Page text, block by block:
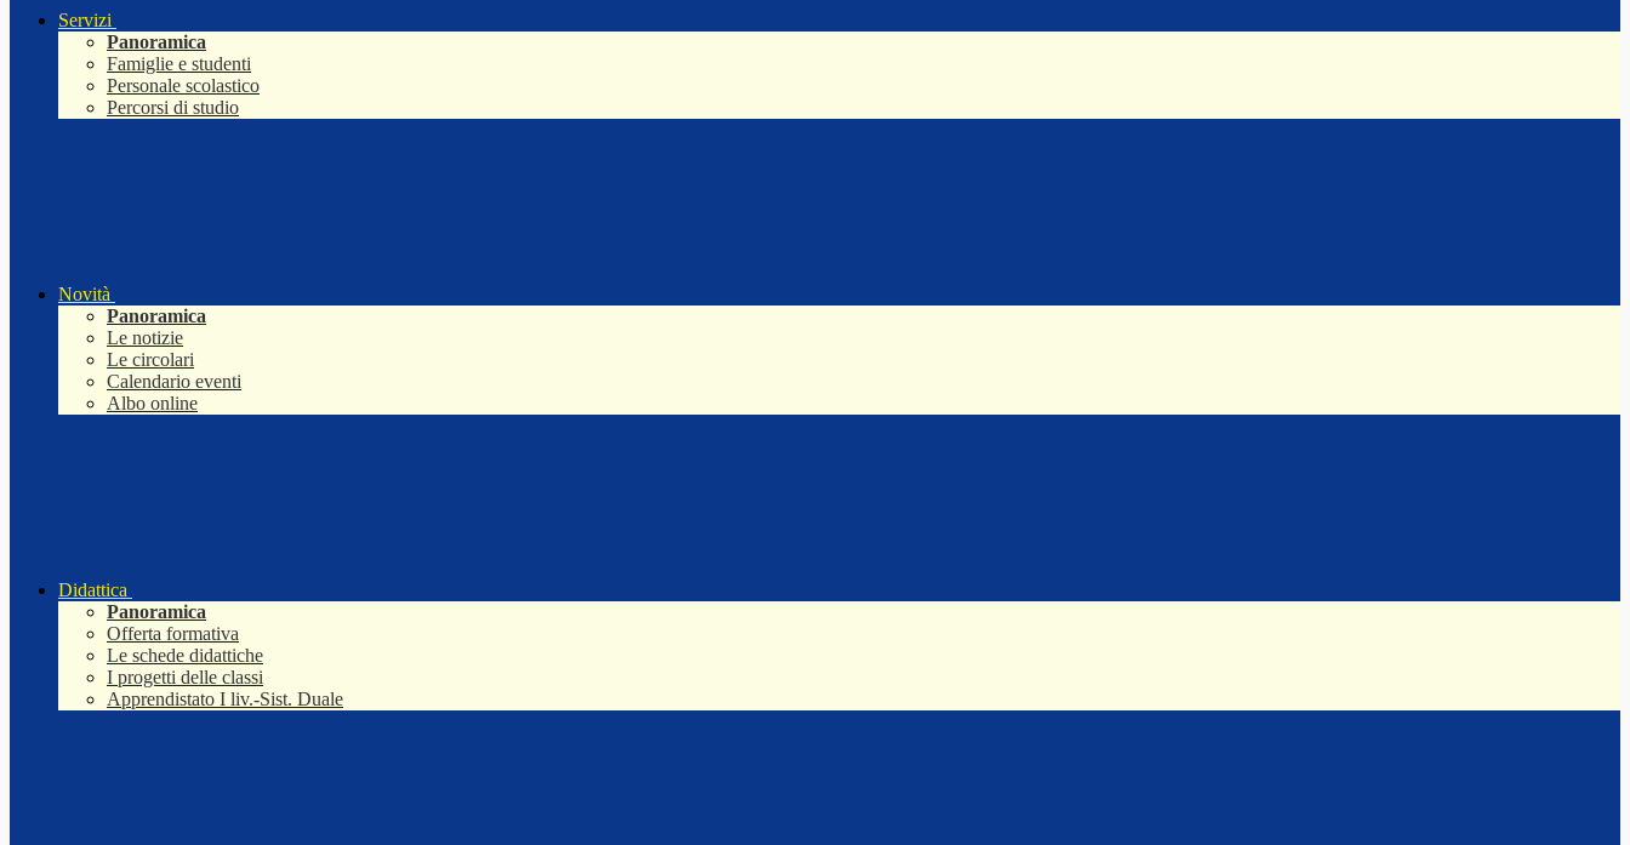
Servizi
Panoramica
Famiglie e studenti
Personale scolastico
Percorsi di studio
Novità
Panoramica
Le notizie
Le circolari
Calendario eventi
Albo online
Didattica
Panoramica
Offerta formativa
Le schede didattiche
I progetti delle classi
Apprendistato I liv.-Sist. Duale